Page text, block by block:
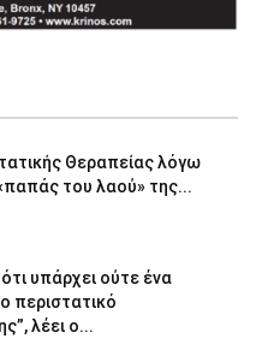
Θεραπείας λόγω
του λαού» της...
υπάρχει ούτε ένα
περιστατικό
λέει ο...